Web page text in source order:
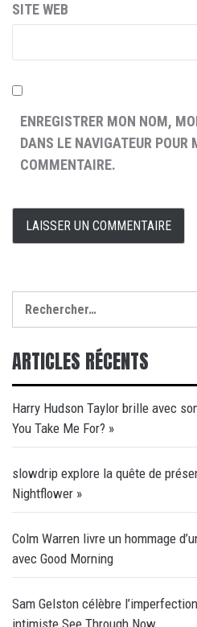
SITE WEB
ENREGISTRER MON NOM,
DANS LE NAVIGATEUR POUR
COMMENTAIRE.
ARTICLES RÉCENTS
Harry Hudson Taylor brille avec
You Take Me For? »
slowdrip explore la quête de
Nightflower »
Colm Warren livre un hommage
avec Good Morning
Sam Gelston célèbre